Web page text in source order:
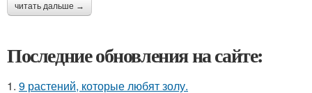
читать дальше →
Последние обновления на сайте:
1. 9 растений, которые любят золу.